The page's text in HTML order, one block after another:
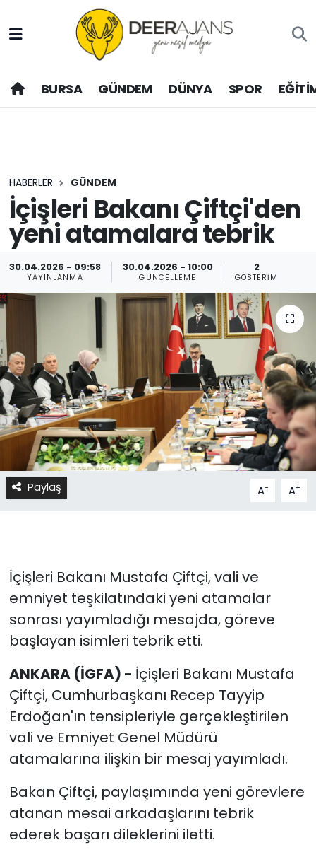
BURSA GÜNDEM DÜNYA SPOR
HABERLER GÜNDEM
İçişleri Bakanı Çiftçi'den
yeni atamalara tebrik
30.04.2026 - 09:58
YAYINLANMA
30.04.2026 - 10:00
GÜNCELLEME
2
GÖSTERIM
Paylaş A- A+
İçişleri Bakanı Mustafa Çiftçi, vali ve
emniyet teşkilatındaki yeni atamalar
sonrası yayımladığı mesajda, göreve
başlayan isimleri tebrik etti.
ANKARA (İGFA) - İçişleri Bakanı Mustafa
Çiftçi, Cumhurbaşkanı Recep Tayyip
Erdoğan'ın tensipleriyle gerçekleştirilen
vali ve Emniyet Genel Müdürü
atamalarına ilişkin bir mesaj yayımladı.
Bakan Çiftçi, paylaşımında yeni görevlere
atanan mesai arkadaşlarını tebrik
ederek başarı dileklerini iletti.
Hava Durumu
Trafik Durumu
Son Dakika Haberleri
Haber Arşivi